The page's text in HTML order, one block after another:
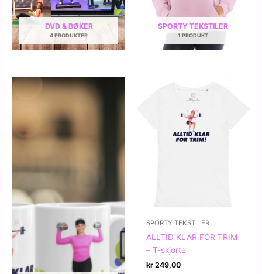
DVD & BØKER
4 PRODUKTER
SPORTY TEKSTILER
1 PRODUKT
SPORTY TEKSTILER
ALLTID KLAR FOR TRIM
– T-skjorte
kr 249,00